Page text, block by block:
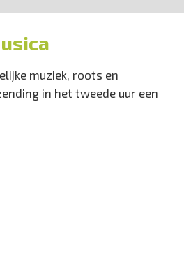
muziek, roots en
in het tweede uur een